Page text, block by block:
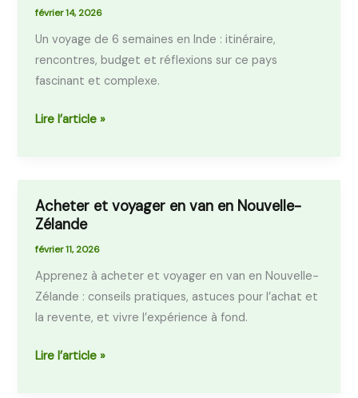
février 14, 2026
Un voyage de 6 semaines en Inde : itinéraire,
rencontres, budget et réflexions sur ce pays
fascinant et complexe.
Inde
!
[Itinéraire
et
de
road
trip]
Lire l’article »
Acheter et voyager en van en Nouvelle-
Zélande
février 11, 2026
Apprenez à acheter et voyager en van en Nouvelle-
Zélande : conseils pratiques, astuces pour l’achat et
la revente, et vivre l’expérience à fond.
Acheter
et
voyager
en
van
en
Zélande
Lire l’article »